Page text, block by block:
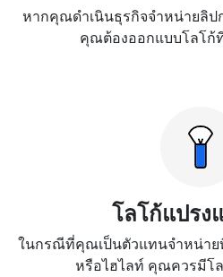
หากคุณดำเนินธุรกิจจำหน่ายลิ
คุณต้องออกแบบโลโก้
โลโก้แปรง
ในกรณีที่คุณเป็นตัวแทนจำหน่า
หรือไฮไลท์ คุณควรมีโ